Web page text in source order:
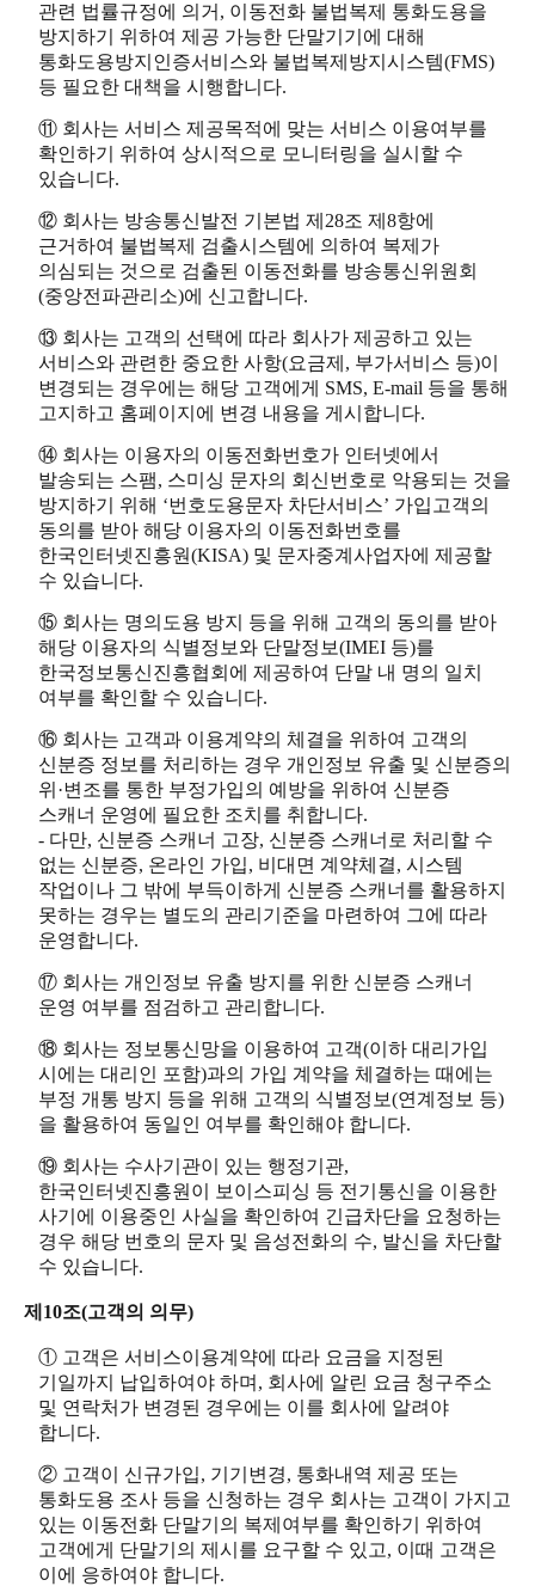
관련 법률규정에 의거, 이동전화 불법복제 통화도용을
방지하기 위하여 제공 가능한 단말기기에 대해
통화도용방지인증서비스와 불법복제방지시스템(FMS)
등 필요한 대책을 시행합니다.
⑪ 회사는 서비스 제공목적에 맞는 서비스 이용여부를
확인하기 위하여 상시적으로 모니터링을 실시할 수
있습니다.
⑫ 회사는 방송통신발전 기본법 제28조 제8항에
근거하여 불법복제 검출시스템에 의하여 복제가
의심되는 것으로 검출된 이동전화를 방송통신위원회
(중앙전파관리소)에 신고합니다.
⑬ 회사는 고객의 선택에 따라 회사가 제공하고 있는
서비스와 관련한 중요한 사항(요금제, 부가서비스 등)이
변경되는 경우에는 해당 고객에게 SMS, E-mail 등을 통해
고지하고 홈페이지에 변경 내용을 게시합니다.
⑭ 회사는 이용자의 이동전화번호가 인터넷에서
발송되는 스팸, 스미싱 문자의 회신번호로 악용되는 것을
방지하기 위해 ‘번호도용문자 차단서비스’ 가입고객의
동의를 받아 해당 이용자의 이동전화번호를
한국인터넷진흥원(KISA) 및 문자중계사업자에 제공할
수 있습니다.
⑮ 회사는 명의도용 방지 등을 위해 고객의 동의를 받아
해당 이용자의 식별정보와 단말정보(IMEI 등)를
한국정보통신진흥협회에 제공하여 단말 내 명의 일치
여부를 확인할 수 있습니다.
⑯ 회사는 고객과 이용계약의 체결을 위하여 고객의
신분증 정보를 처리하는 경우 개인정보 유출 및 신분증의
위·변조를 통한 부정가입의 예방을 위하여 신분증
스캐너 운영에 필요한 조치를 취합니다.
- 다만, 신분증 스캐너 고장, 신분증 스캐너로 처리할 수
없는 신분증, 온라인 가입, 비대면 계약체결, 시스템
작업이나 그 밖에 부득이하게 신분증 스캐너를 활용하지
못하는 경우는 별도의 관리기준을 마련하여 그에 따라
운영합니다.
⑰ 회사는 개인정보 유출 방지를 위한 신분증 스캐너
운영 여부를 점검하고 관리합니다.
⑱ 회사는 정보통신망을 이용하여 고객(이하 대리가입
시에는 대리인 포함)과의 가입 계약을 체결하는 때에는
부정 개통 방지 등을 위해 고객의 식별정보(연계정보 등)
을 활용하여 동일인 여부를 확인해야 합니다.
⑲ 회사는 수사기관이 있는 행정기관,
한국인터넷진흥원이 보이스피싱 등 전기통신을 이용한
사기에 이용중인 사실을 확인하여 긴급차단을 요청하는
경우 해당 번호의 문자 및 음성전화의 수, 발신을 차단할
수 있습니다.
제10조(고객의 의무)
① 고객은 서비스이용계약에 따라 요금을 지정된
기일까지 납입하여야 하며, 회사에 알린 요금 청구주소
및 연락처가 변경된 경우에는 이를 회사에 알려야
합니다.
② 고객이 신규가입, 기기변경, 통화내역 제공 또는
통화도용 조사 등을 신청하는 경우 회사는 고객이 가지고
있는 이동전화 단말기의 복제여부를 확인하기 위하여
고객에게 단말기의 제시를 요구할 수 있고, 이때 고객은
이에 응하여야 합니다.